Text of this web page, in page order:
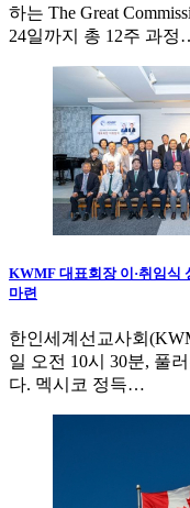
하는 The Great
24일까지 총 12주 과정
KWMF 대표회장 이·취임식
마련
한인세계선교사회
일 오전 10시 30분, 풀
다. 멕시코 정득…